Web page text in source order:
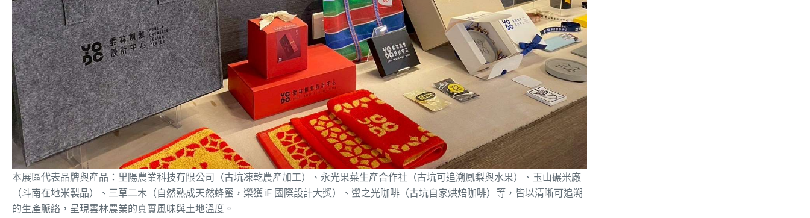
本展區代表品牌與產品：里陽農業科技有限公司（古坑凍乾農產加工）、永光果菜生產合作社（古坑可追溯鳳梨與水果）、玉山碾米廠
（斗南在地米製品）、三草二木（自然熟成天然蜂蜜，榮獲 iF 國際設計大獎）、螢之光咖啡（古坑自家烘焙咖啡）等，皆以清晰可追溯
的生產脈絡，呈現雲林農業的真實風味與土地溫度。